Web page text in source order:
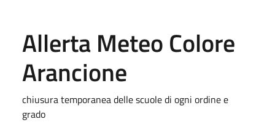
Allerta Meteo Colore
Arancione
chiusura temporanea delle scuole di ogni ordine e
grado